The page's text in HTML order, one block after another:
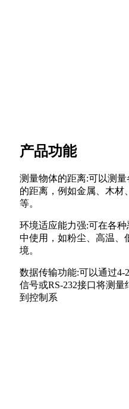
产品功能
测量物体的距离:可以测
的距离，例如金属、木材
等。
环境适应能力强:可在各种
中使用，如粉尘、高温、
境。
数据传输功能:可以通过4-
信号或RS-232接口将测量
到控制系